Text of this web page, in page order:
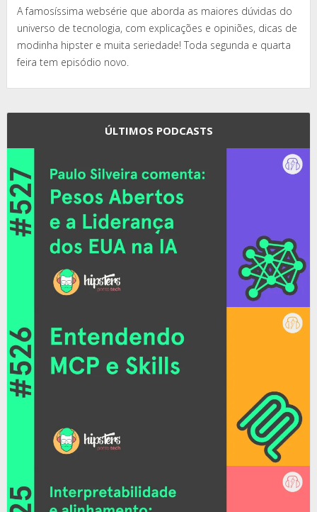
A famosíssima websérie que aborda as maiores dúvidas do
universo de tecnologia, com explicações e opiniões, dicas de
modinha hipster e muita seriedade! Toda segunda e quarta
feira tem episódio novo.
ÚLTIMOS PODCASTS